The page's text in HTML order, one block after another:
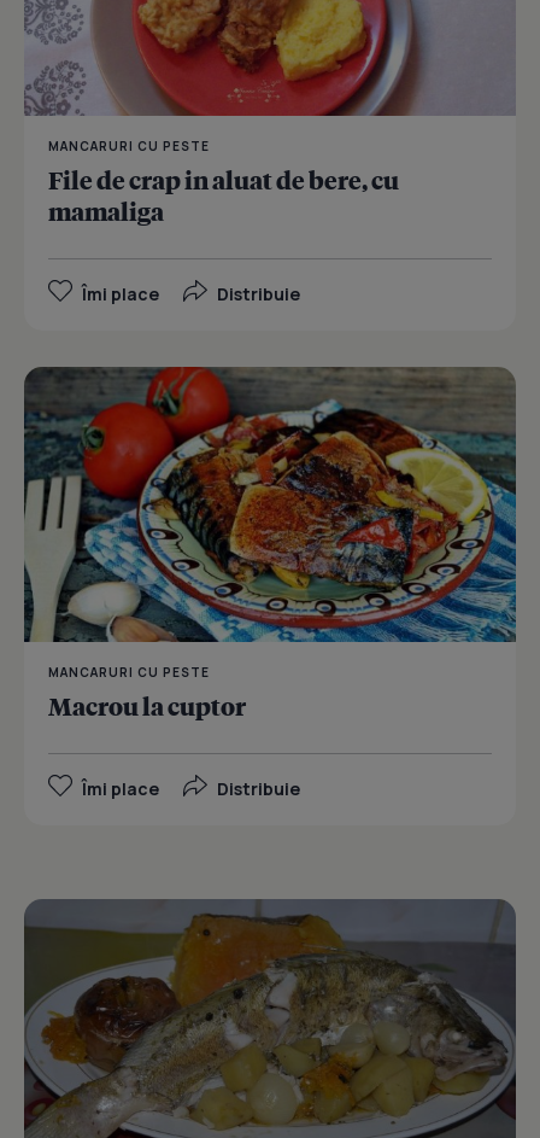
MANCARURI CU PESTE
File de crap in aluat de bere, cu
mamaliga
Îmi place Distribuie
MANCARURI CU PESTE
Macrou la cuptor
Îmi place Distribuie